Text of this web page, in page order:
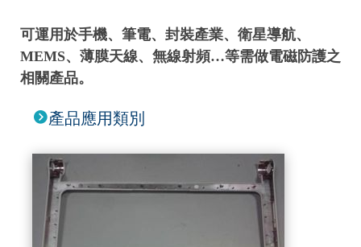
可運用於手機、筆電、封裝產業、衛星導航、
MEMS、薄膜天線、無線射頻…等需做電磁防護之
相關產品。
產品應用類別